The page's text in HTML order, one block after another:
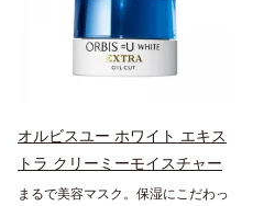
除く）*2 オルビス内スキンケアシ
リーズの保湿力*3 年齢に応じたお
手入れのこと*4 うるおいによる
*5 乾燥、ハリ・ツヤのなさ*6
セラカエルレア果汁、ノバラエキス
配合＝うるおいを与えハリと透明感
に満ちた肌へ導く保湿成分*9 メマ
ツヨイグサ抽出液、スイカズラエキ
「オルビスアンバー ヴァイタルト
リートメントクリーム」は、1品
で、化粧水、クリーム、シワ改善・
美白(*1)美容液、乳液・保湿液、ネ
担い、複合的にアプローチ。Wナイ
アシン(*4)によるシワ改善・シミ予
防に加え、複合成分コラーゲンコン
プレックスSPが肌のハリを徹底サポ
オルビスユー ホワイト エキス
トラ クリーミーモイスチャー
まるで美容マスク。保湿にこだわっ